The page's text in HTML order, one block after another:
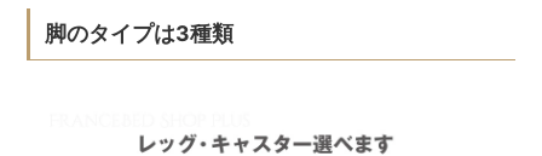
脚のタイプは3種類